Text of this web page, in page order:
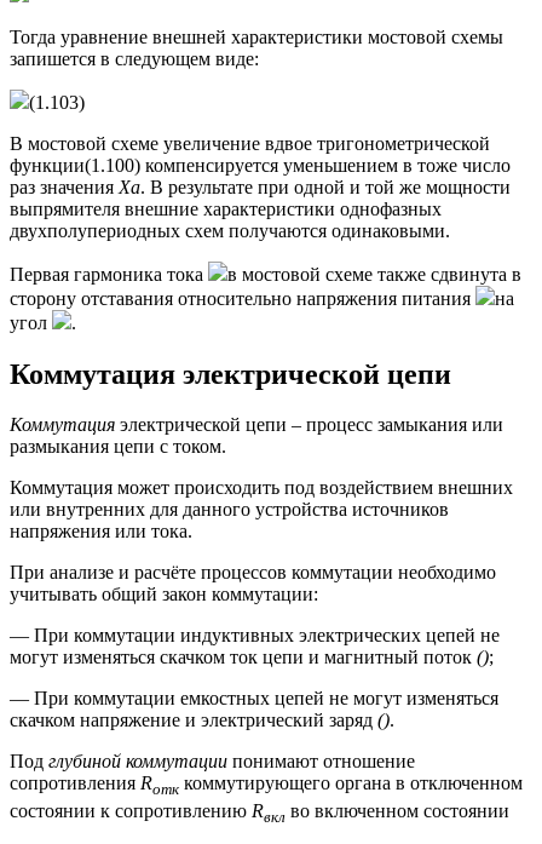
Тогда уравнение внешней характеристики мостовой схемы
запишется в следующем виде:
(1.103)
В мостовой схеме увеличение вдвое тригонометрической
функции(1.100) компенсируется уменьшением в тоже число
раз значения Ха. В результате при одной и той же мощности
выпрямителя внешние характеристики однофазных
двухполупериодных схем получаются одинаковыми.
Первая гармоника тока
в мостовой схеме также сдвинута в
сторону отставания относительно напряжения питания
на
угол
.
Коммутация электрической цепи
Коммутация электрической цепи – процесс замыкания или
размыкания цепи с током.
Коммутация может происходить под воздействием внешних
или внутренних для данного устройства источников
напряжения или тока.
При анализе и расчёте процессов коммутации необходимо
учитывать общий закон коммутации:
— При коммутации индуктивных электрических цепей не
могут изменяться скачком ток цепи и магнитный поток ();
— При коммутации емкостных цепей не могут изменяться
скачком напряжение и электрический заряд ().
Под глубиной коммутации понимают отношение
сопротивления Rотк коммутирующего органа в отключенном
состоянии к сопротивлению Rвкл во включенном состоянии